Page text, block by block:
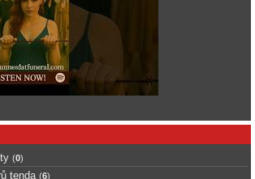
(0)
tenda (6)